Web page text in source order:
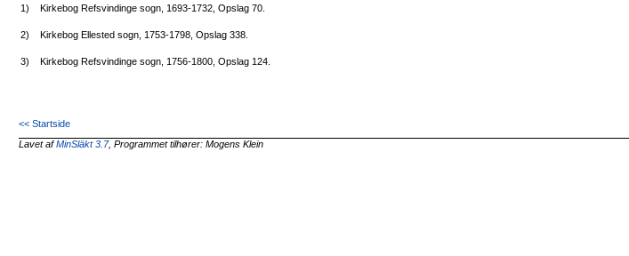
1) Kirkebog Refsvindinge sogn, 1693-1732, Opslag 70.
2) Kirkebog Ellested sogn, 1753-1798, Opslag 338.
3) Kirkebog Refsvindinge sogn, 1756-1800, Opslag 124.
<< Startside
Lavet afMinSläkt 3.7, Programmet tilhører: Mogens Klein